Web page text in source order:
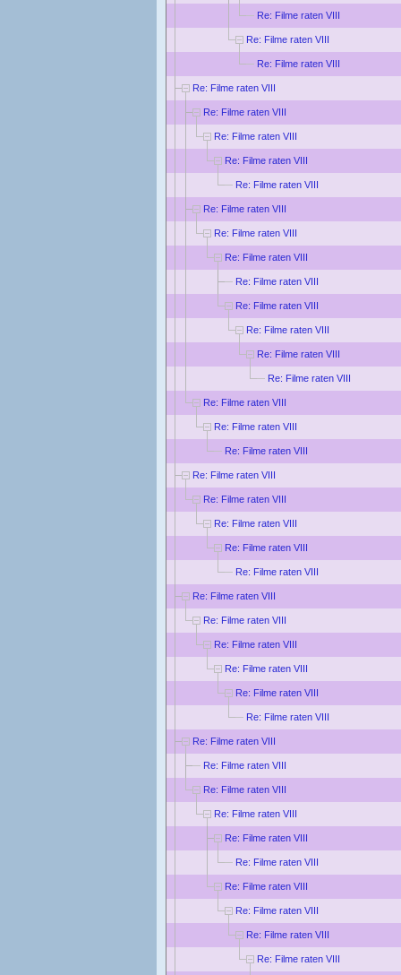
Re: Filme raten VIII
Re: Filme raten VIII
Re: Filme raten VIII
Re: Filme raten VIII
Re: Filme raten VIII
Re: Filme raten VIII
Re: Filme raten VIII
Re: Filme raten VIII
Re: Filme raten VIII
Re: Filme raten VIII
Re: Filme raten VIII
Re: Filme raten VIII
Re: Filme raten VIII
Re: Filme raten VIII
Re: Filme raten VIII
Re: Filme raten VIII
Re: Filme raten VIII
Re: Filme raten VIII
Re: Filme raten VIII
Re: Filme raten VIII
Re: Filme raten VIII
Re: Filme raten VIII
Re: Filme raten VIII
Re: Filme raten VIII
Re: Filme raten VIII
Re: Filme raten VIII
Re: Filme raten VIII
Re: Filme raten VIII
Re: Filme raten VIII
Re: Filme raten VIII
Re: Filme raten VIII
Re: Filme raten VIII
Re: Filme raten VIII
Re: Filme raten VIII
Re: Filme raten VIII
Re: Filme raten VIII
Re: Filme raten VIII
Re: Filme raten VIII
Re: Filme raten VIII
Re: Filme raten VIII